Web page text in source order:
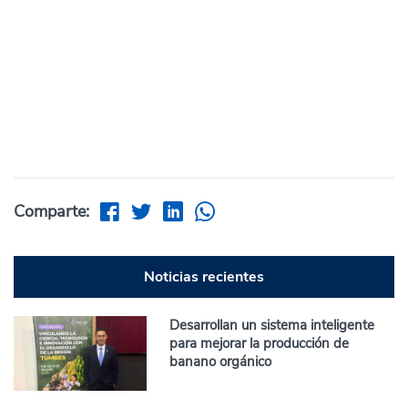
Comparte:
Noticias recientes
Desarrollan un sistema inteligente
para mejorar la producción de
banano orgánico